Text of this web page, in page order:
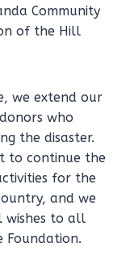
Community
of the Hill
we extend our
who
the disaster.
to continue the
for the
and we
wishes to all
Foundation.